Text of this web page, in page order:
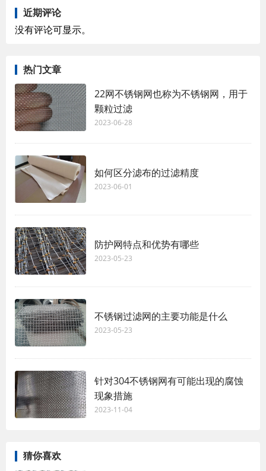
近期评论
没有评论可显示。
热门文章
22网不锈钢网也称为不锈钢网，用于
颗粒过滤
2023-06-28
如何区分滤布的过滤精度
2023-06-01
防护网特点和优势有哪些
2023-05-23
不锈钢过滤网的主要功能是什么
2023-05-23
针对304不锈钢网有可能出现的腐蚀
现象措施
2023-11-04
猜你喜欢